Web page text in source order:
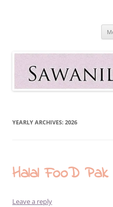
All In One Family
YEARLY ARCHIVES: 2026
Halal FooD
Leave a reply